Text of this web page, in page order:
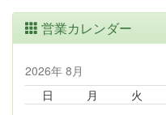
営業カレンダー
2026年 8月
日
月 火